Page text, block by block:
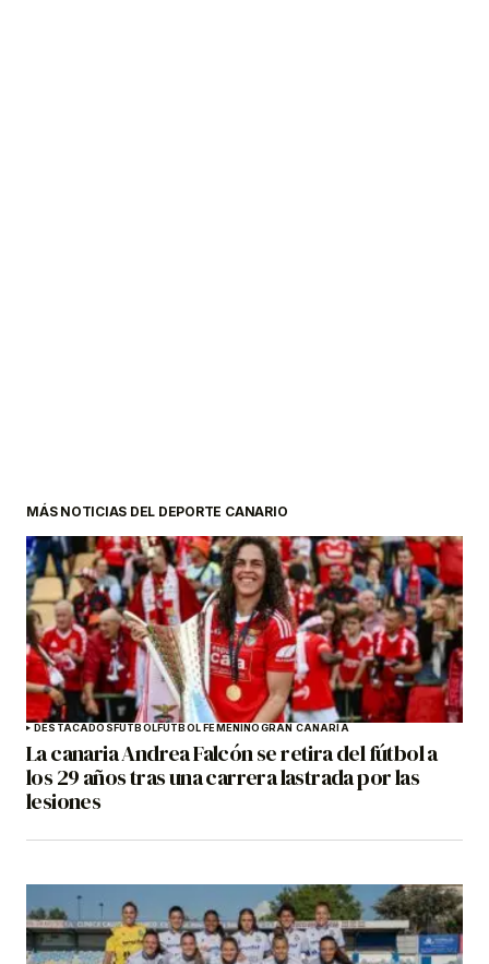
MÁS NOTICIAS DEL DEPORTE CANARIO
DESTACADOSFÚTBOLFÚTBOL FEMENINOGRAN CANARIA
La canaria Andrea Falcón se retira del fútbol a
los 29 años tras una carrera lastrada por las
lesiones